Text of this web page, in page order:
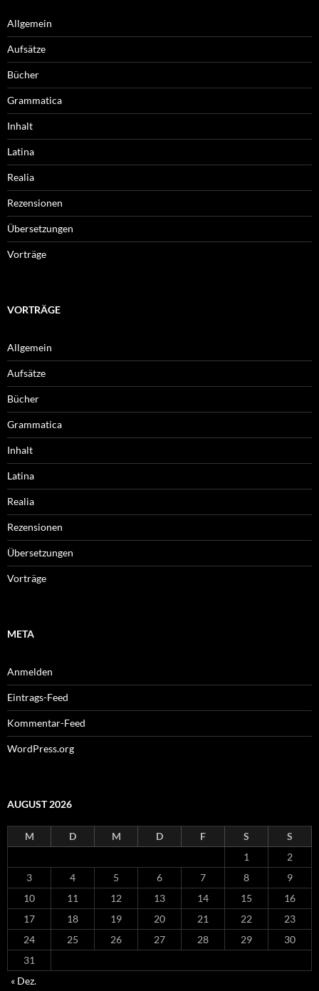
Allgemein
Aufsätze
Bücher
Grammatica
Inhalt
Latina
Realia
Rezensionen
Übersetzungen
Vorträge
VORTRÄGE
Allgemein
Aufsätze
Bücher
Grammatica
Inhalt
Latina
Realia
Rezensionen
Übersetzungen
Vorträge
META
Anmelden
Eintrags-Feed
Kommentar-Feed
WordPress.org
AUGUST 2026
M D M D F S
S
1
2
3
4 5 6 7 8
9
10
11 12 13 14 15
16
17
18 19 20 21 22
23
24
25 26 27 28 29
30
31
« Dez.